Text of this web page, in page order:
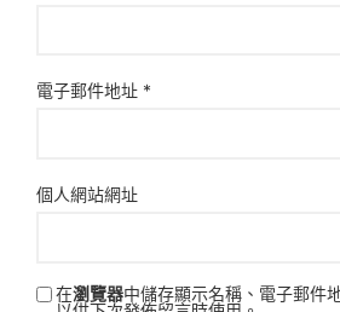
電子郵件地址 *
個人網站網址
在瀏覽器中儲存顯示名稱、電子郵件